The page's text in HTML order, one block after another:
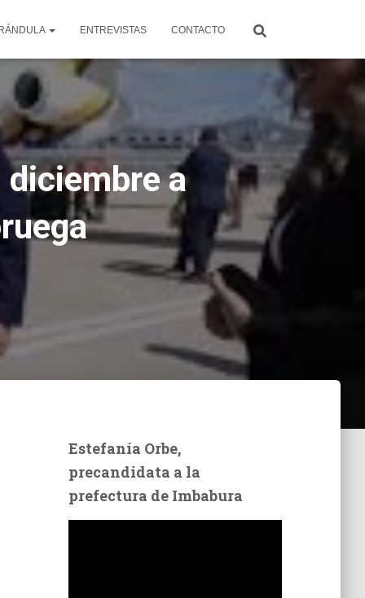
ENTREVISTAS CONTACTO
diciembre a
Estefanía Orbe,
precandidata a la
prefectura de Imbabura